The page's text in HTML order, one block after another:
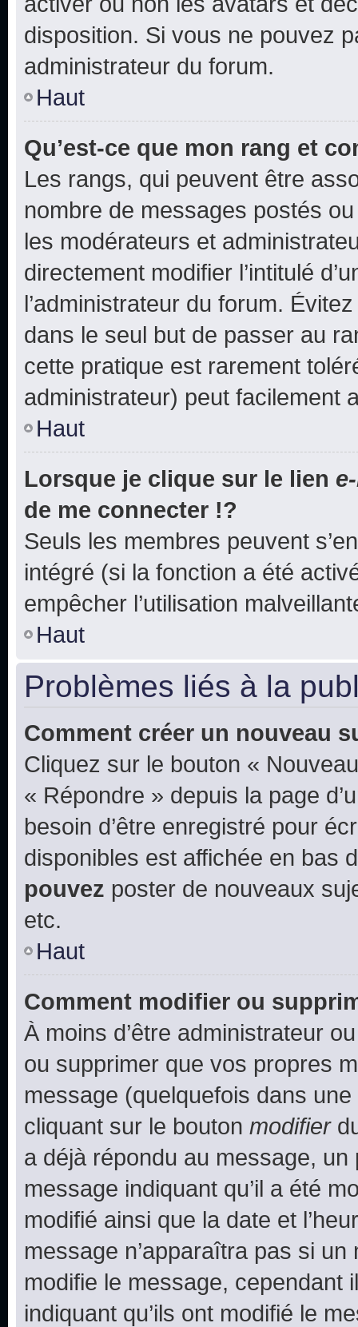
disposition. Si vous ne pouvez
administrateur du forum.
Haut
Qu’est-ce que mon rang et
Les rangs, qui peuvent être
nombre de messages postés
les modérateurs et
directement modifier l’intitulé
l’administrateur du forum.
dans le seul but de passer au
cette pratique est rarement
administrateur) peut facilement
Haut
Lorsque je clique sur le lien
de me connecter !?
Seuls les membres peuvent
intégré (si la fonction a été
empêcher l’utilisation
Haut
Problèmes liés à la
Comment créer un nouveau
Cliquez sur le bouton «
« Répondre » depuis la page
besoin d’être enregistré pour
disponibles est affichée en bas
pouvez poster de nouveaux
etc.
Haut
Comment modifier ou
À moins d’être administrateur
ou supprimer que vos propres
message (quelquefois dans
cliquant sur le bouton modifier
a déjà répondu au message, un
message indiquant qu’il a été
modifié ainsi que la date et
message n’apparaîtra pas si
modifie le message, cependant
indiquant qu’ils ont modifié le